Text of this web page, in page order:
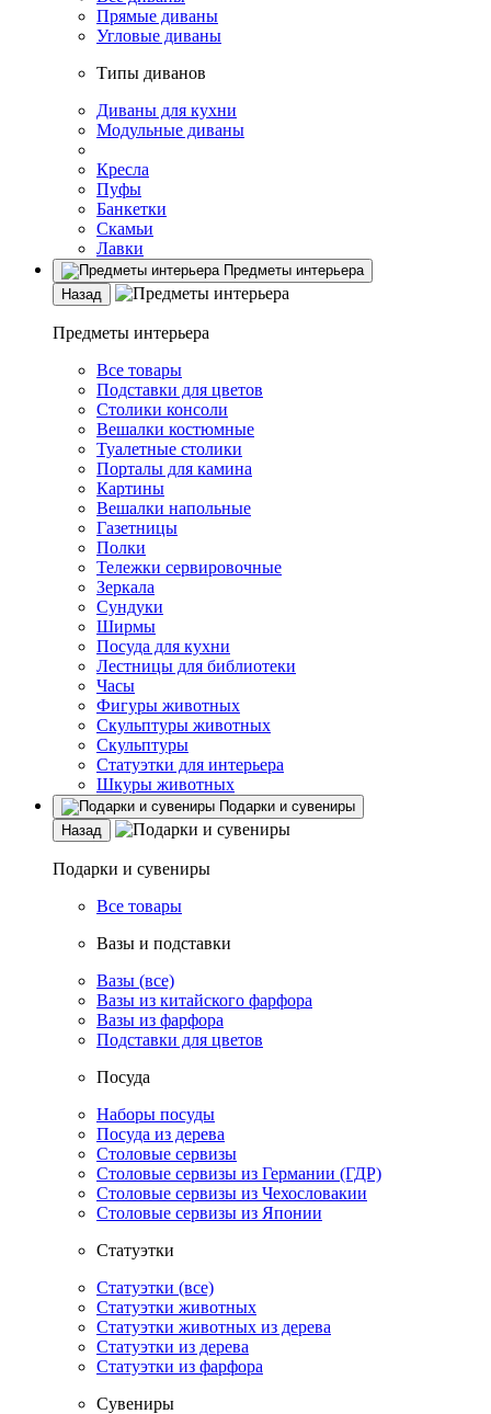
Прямые диваны
Угловые диваны
Типы диванов
Диваны для кухни
Модульные диваны
Кресла
Пуфы
Банкетки
Скамьи
Лавки
Предметы интерьера
Назад
Предметы интерьера
Все товары
Подставки для цветов
Столики консоли
Вешалки костюмные
Туалетные столики
Порталы для камина
Картины
Вешалки напольные
Газетницы
Полки
Тележки сервировочные
Зеркала
Сундуки
Ширмы
Посуда для кухни
Лестницы для библиотеки
Часы
Фигуры животных
Скульптуры животных
Скульптуры
Статуэтки для интерьера
Шкуры животных
Подарки и сувениры
Назад
Подарки и сувениры
Все товары
Вазы и подставки
Вазы (все)
Вазы из китайского фарфора
Вазы из фарфора
Подставки для цветов
Посуда
Наборы посуды
Посуда из дерева
Столовые сервизы
Столовые сервизы из Германии (ГДР)
Столовые сервизы из Чехословакии
Столовые сервизы из Японии
Статуэтки
Статуэтки (все)
Статуэтки животных
Статуэтки животных из дерева
Статуэтки из дерева
Статуэтки из фарфора
Сувениры